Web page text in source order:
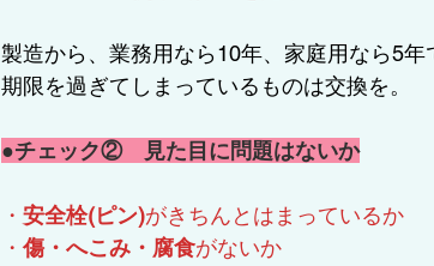
製造から、業務用なら10年、家庭用なら5年
期限を過ぎてしまっているものは交換を。
●チェック②　見た目に問題はないか
・ 安全栓(ピン)がきちんとはまっているか
・傷・へこみ・腐食がないか